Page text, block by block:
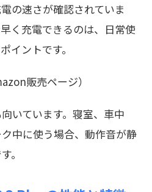
の速さが確認されていま
く充電できるのは、日常使
イントです。
販売ページ）
いています。寝室、車中
中に使う場合、動作音が静
。